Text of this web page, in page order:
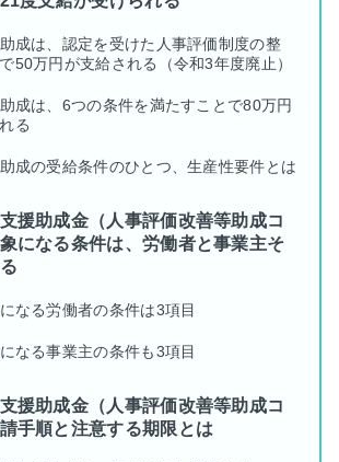
成は、認定を受けた人事評価制度の整
50万円が支給される（令和3年度廃止）
成は、6つの条件を満たすことで80万円
る
成の受給条件のひとつ、生産性要件とは
援助成金（人事評価改善等助成コ
になる条件は、労働者と事業主そ
なる労働者の条件は3項目
なる事業主の条件も3項目
援助成金（人事評価改善等助成コ
手順と注意する期限とは